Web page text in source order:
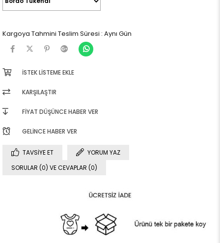
Kargoya Tahmini Teslim Süresi : Aynı Gün
İSTEK LISTEME EKLE
KARŞILAŞTIR
FIYAT DÜŞÜNCE HABER VER
GELINCE HABER VER
TAVSIYE ET
YORUM YAZ
SORULAR (0) VE CEVAPLAR (0)